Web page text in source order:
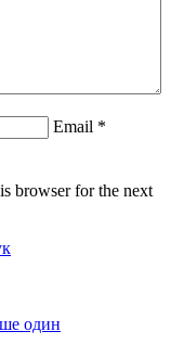
Email *
browser for the next
один